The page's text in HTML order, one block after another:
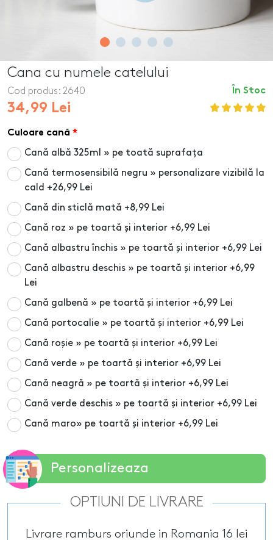
Cana cu numele catelului
În Stoc
Cod produs: 2640
34,99 Lei
Culoare cană
Cană albă 325ml » pe toată suprafața
Cană termosensibilă negru » personalizare vizibilă la
cald +26,99 Lei
Cană din sticlă mată +8,99 Lei
Cană roz » pe toartă și interior +6,99 Lei
Cană albastru închis » pe toartă și interior +6,99 Lei
Cană albastru deschis » pe toartă și interior +6,99
Lei
Cană galbenă » pe toartă și interior +6,99 Lei
Cană portocalie » pe toartă și interior +6,99 Lei
Cană roșie » pe toartă și interior +6,99 Lei
Cană verde » pe toartă și interior +6,99 Lei
Cană neagră » pe toartă și interior +6,99 Lei
Cană verde deschis » pe toartă și interior +6,99 Lei
Cană maro» pe toartă și interior +6,99 Lei
Personalizeaza
OPTIUNI DE LIVRARE
Livrare ramburs oriunde in Romania 16 lei